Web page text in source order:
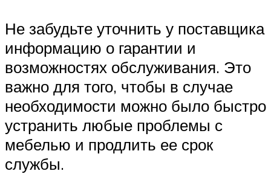
Не забудьте уточнить у поставщика
информацию о гарантии и
возможностях обслуживания. Это
важно для того, чтобы в случае
необходимости можно было быстро
устранить любые проблемы с
мебелью и продлить ее срок
службы.